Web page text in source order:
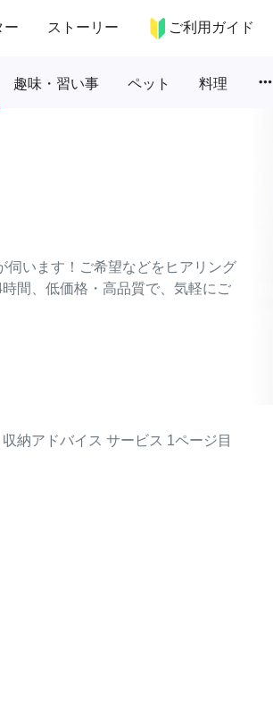
ー ストーリー ご利用ガイド
趣味・習い事 ペット 料理 more_horiz
います！ご希望などをヒアリング
間、低価格・高品質で、気軽にご
収納アドバイス サービス 1ページ目